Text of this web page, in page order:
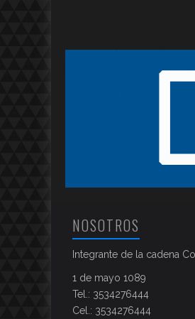
NOSOTROS
Integrante de la cadena
1 de mayo 1089
Tel.: 3534276444
Cel.: 3534276444